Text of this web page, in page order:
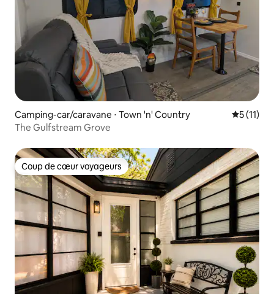
Camping-car/caravane ⋅ Town 'n' Country
5 (11)
The Gulfstream Grove
Coup de cœur voyageurs
Coup de cœur voyageurs